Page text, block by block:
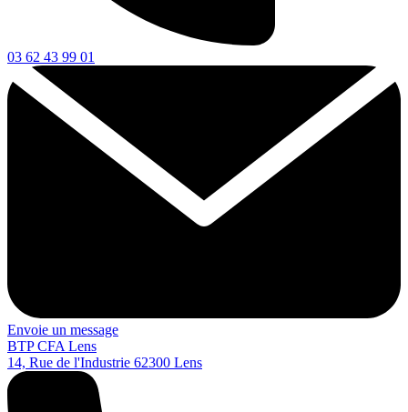
03 62 43 99 01
Envoie un message
BTP CFA Lens
14, Rue de l'Industrie 62300 Lens